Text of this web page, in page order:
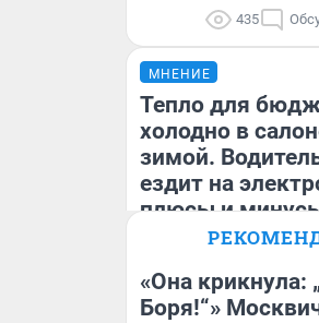
435
МНЕНИЕ
Тепло для
холодно в
зимой.
ездит на
плюсы и
«Она крикнула:
Боря!“»